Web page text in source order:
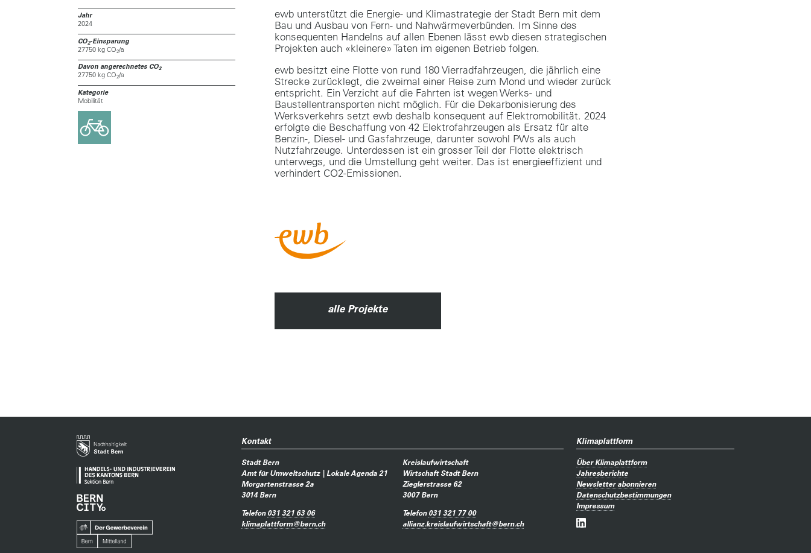
Jahr
2024
CO2-Einsparung
27750 kg CO2/a
Davon angerechnetes CO2
27750 kg CO2/a
Kategorie
Mobilität
ewb unterstützt die Energie- und Klimastrategie der Stadt Bern mit dem
Bau und Ausbau von Fern- und Nahwärmeverbünden. Im Sinne des
konsequenten Handelns auf allen Ebenen lässt ewb diesen strategischen
Projekten auch «kleinere» Taten im eigenen Betrieb folgen.
ewb besitzt eine Flotte von rund 180 Vierradfahrzeugen, die jährlich eine
Strecke zurücklegt, die zweimal einer Reise zum Mond und wieder zurück
entspricht. Ein Verzicht auf die Fahrten ist wegen Werks- und
Baustellentransporten nicht möglich. Für die Dekarbonisierung des
Werksverkehrs setzt ewb deshalb konsequent auf Elektromobilität. 2024
erfolgte die Beschaffung von 42 Elektrofahrzeugen als Ersatz für alte
Benzin-, Diesel- und Gasfahrzeuge, darunter sowohl PWs als auch
Nutzfahrzeuge. Unterdessen ist ein grosser Teil der Flotte elektrisch
unterwegs, und die Umstellung geht weiter. Das ist energieeffizient und
verhindert CO2-Emissionen.
alle Projekte
Kontakt
Stadt Bern
Amt für Umweltschutz | Lokale Agenda 21
Morgartenstrasse 2a
3014 Bern
Telefon031 321 63 06
klimaplattform@bern.ch
Kreislaufwirtschaft
Wirtschaft Stadt Bern
Zieglerstrasse 62
3007 Bern
Telefon031 321 77 00
allianz.kreislaufwirtschaft@bern.ch
Klimaplattform
Über Klimaplattform
Jahresberichte
Newsletter abonnieren
Datenschutzbestimmungen
Impressum